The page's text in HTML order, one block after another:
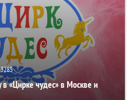
3285
«Цирке чудес» в Москве и